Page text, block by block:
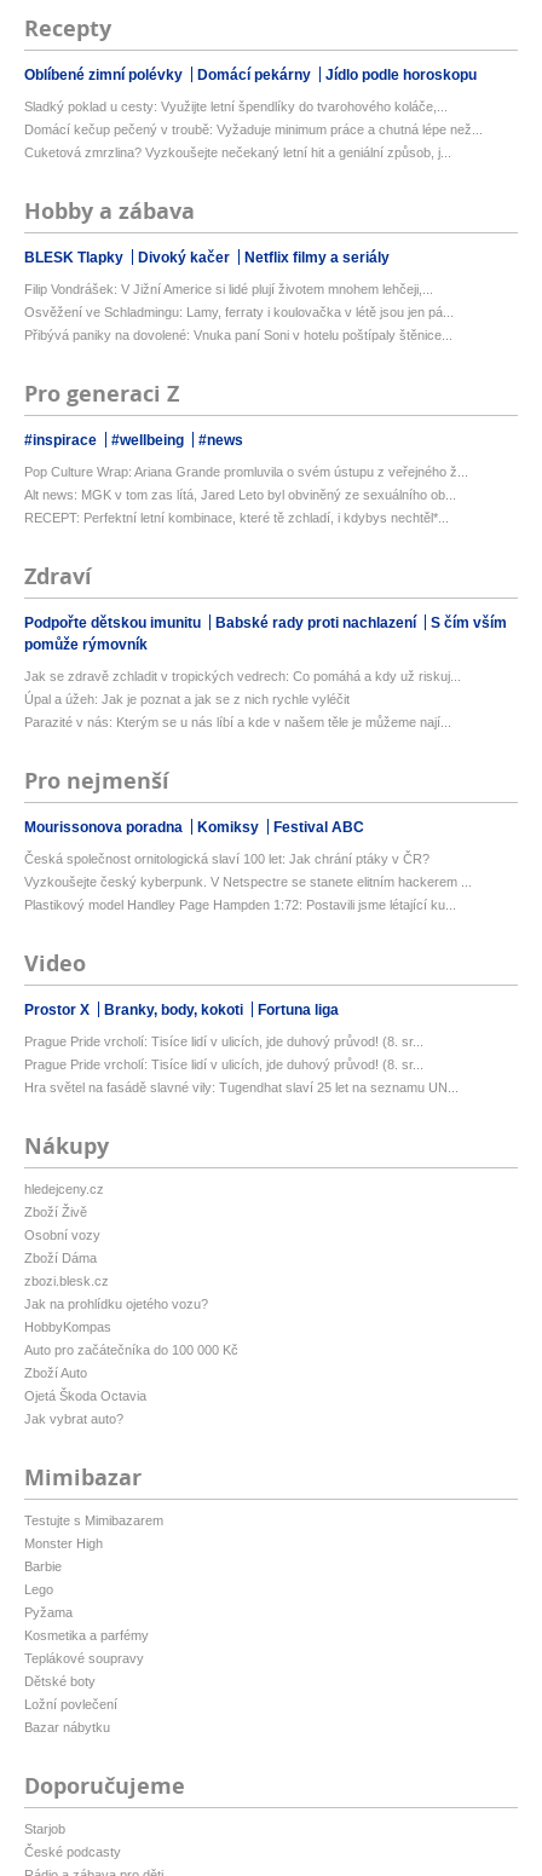
Recepty
Oblíbené zimní polévky Domácí pekárny Jídlo podle horoskopu
Sladký poklad u cesty: Využijte letní špendlíky do tvarohového koláče,...
Domácí kečup pečený v troubě: Vyžaduje minimum práce a chutná lépe než...
Cuketová zmrzlina? Vyzkoušejte nečekaný letní hit a geniální způsob, j...
Hobby a zábava
BLESK Tlapky Divoký kačer Netflix filmy a seriály
Filip Vondrášek: V Jižní Americe si lidé plují životem mnohem lehčeji,...
Osvěžení ve Schladmingu: Lamy, ferraty i koulovačka v létě jsou jen pá...
Přibývá paniky na dovolené: Vnuka paní Soni v hotelu poštípaly štěnice...
Pro generaci Z
#inspirace #wellbeing #news
Pop Culture Wrap: Ariana Grande promluvila o svém ústupu z veřejného ž...
Alt news: MGK v tom zas lítá, Jared Leto byl obviněný ze sexuálního ob...
RECEPT: Perfektní letní kombinace, které tě zchladí, i kdybys nechtěl*...
Zdraví
Podpořte dětskou imunitu Babské rady proti nachlazení
S čím vším
pomůže rýmovník
Jak se zdravě zchladit v tropických vedrech: Co pomáhá a kdy už riskuj...
Úpal a úžeh: Jak je poznat a jak se z nich rychle vyléčit
Parazité v nás: Kterým se u nás líbí a kde v našem těle je můžeme nají...
Pro nejmenší
Mourissonova poradna Komiksy Festival ABC
Česká společnost ornitologická slaví 100 let: Jak chrání ptáky v ČR?
Vyzkoušejte český kyberpunk. V Netspectre se stanete elitním hackerem ...
Plastikový model Handley Page Hampden 1:72: Postavili jsme létající ku...
Video
Prostor X Branky, body, kokoti Fortuna liga
Prague Pride vrcholí: Tisíce lidí v ulicích, jde duhový průvod! (8. sr...
Prague Pride vrcholí: Tisíce lidí v ulicích, jde duhový průvod! (8. sr...
Hra světel na fasádě slavné vily: Tugendhat slaví 25 let na seznamu UN...
Nákupy
hledejceny.cz
Zboží Živě
Osobní vozy
Zboží Dáma
zbozi.blesk.cz
Jak na prohlídku ojetého vozu?
HobbyKompas
Auto pro začátečníka do 100 000 Kč
Zboží Auto
Ojetá Škoda Octavia
Jak vybrat auto?
Mimibazar
Testujte s Mimibazarem
Monster High
Barbie
Lego
Pyžama
Kosmetika a parfémy
Teplákové soupravy
Dětské boty
Ložní povlečení
Bazar nábytku
Doporučujeme
Starjob
České podcasty